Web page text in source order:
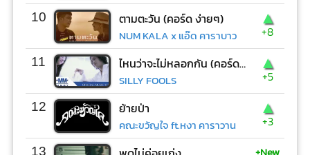
10 ตามตะวัน (คอร์ด ง่ายๆ)
NUM KALA x แอ๊ด คาราบาว
▲
+8
11 ไหนว่าจะไม่หลอกกัน (คอร์ด ง่ายๆ)
SILLY FOOLS
▲
+5
12 ย้ายป่า
คณะขวัญใจ ft.หงา คาราวาน
▲
+3
13 +New